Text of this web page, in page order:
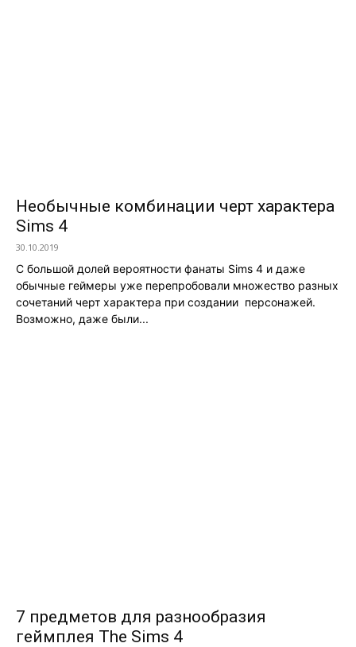
Необычные комбинации черт характера
Sims 4
30.10.2019
С большой долей вероятности фанаты Sims 4 и даже
обычные геймеры уже перепробовали множество разных
сочетаний черт характера при создании персонажей.
Возможно, даже были...
7 предметов для разнообразия
геймплея The Sims 4